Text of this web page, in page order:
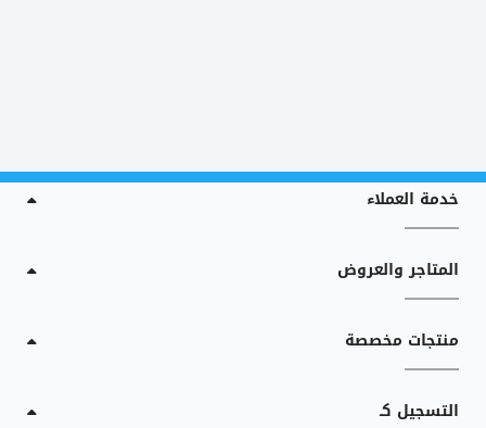
خدمة العملاء
المتاجر والعروض
منتجات مخصصة
التسجيل كـ